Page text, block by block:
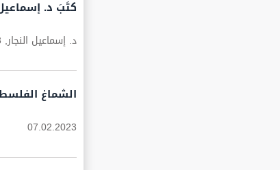
كتَبَ د.
د. إسماعيل النجار,
الشماغ
07.02.2023